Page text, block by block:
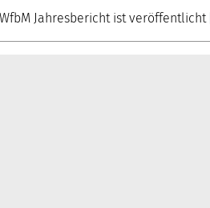
WfbM Jahresbericht ist veröffentlicht